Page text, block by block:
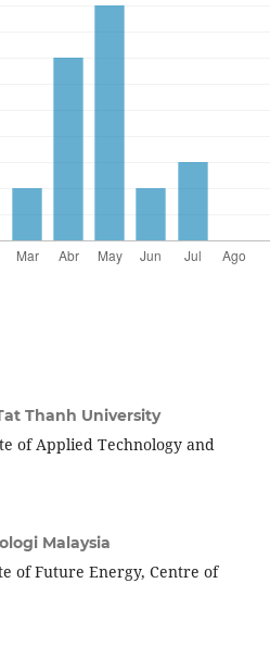
Thanh University
of Applied Technology and
Malaysia
of Future Energy, Centre of